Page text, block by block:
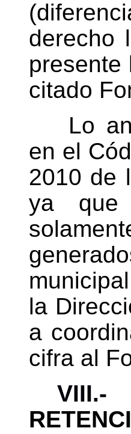
derecho
presente
citado
Lo
en el
2010 de
ya que
la
a
cifra al
VIII.-